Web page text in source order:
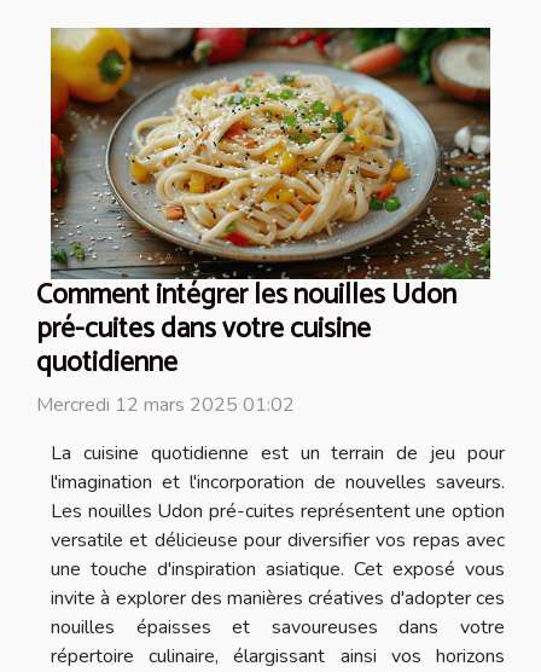
Comment intégrer les nouilles Udon
pré-cuites dans votre cuisine
quotidienne
Mercredi 12 mars 2025 01:02
La cuisine quotidienne est un terrain de jeu pour
l'imagination et l'incorporation de nouvelles saveurs.
Les nouilles Udon pré-cuites représentent une option
versatile et délicieuse pour diversifier vos repas avec
une touche d'inspiration asiatique. Cet exposé vous
invite à explorer des manières créatives d'adopter ces
nouilles épaisses et savoureuses dans votre
répertoire culinaire, élargissant ainsi vos horizons